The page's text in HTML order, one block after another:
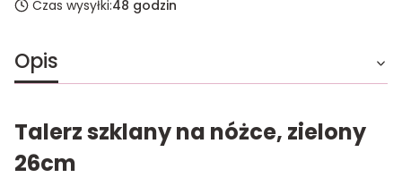
Czas wysyłki:48 godzin
Opis
Talerz szklany na nóżce, zielony
26cm